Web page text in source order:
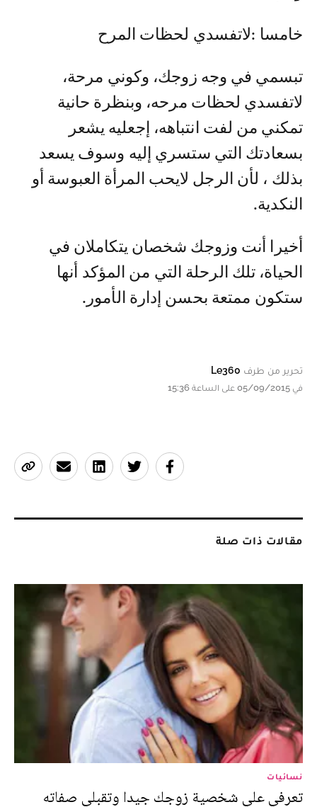
خامسا :لاتفسدي لحظات المرح
تبسمي في وجه زوجك، وكوني مرحة،
لاتفسدي لحظات مرحه، وبنظرة حانية
تمكني من لفت انتباهه، إجعليه يشعر
بسعادتك التي ستسري إليه وسوف يسعد
بذلك ، لأن الرجل لايحب المرأة العبوسة أو
النكدية.
أخيرا أنت وزوجك شخصان يتكاملان في
الحياة، تلك الرحلة التي من المؤكد أنها
ستكون ممتعة بحسن إدارة الأمور.
تحرير من طرف Le360
في 05/09/2015 على الساعة 15:36
مقالات ذات صلة
نسائيات
تعرفي علي شخصية زوجك جيدا وتقبلي صفاته